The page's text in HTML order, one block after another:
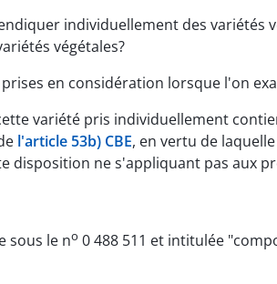
individuellement des
végétales?
en considération lorsque l'on
variété pris individuellement
l'article 53b) CBE, en vertu de
disposition ne s'appliquant pas aux
sous le no 0 488 511 et intitulée